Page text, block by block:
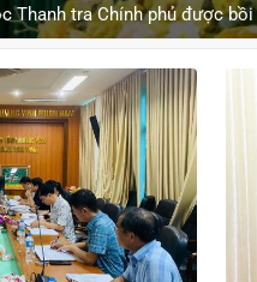
Thanh tra Chính phủ được
12/06/2026